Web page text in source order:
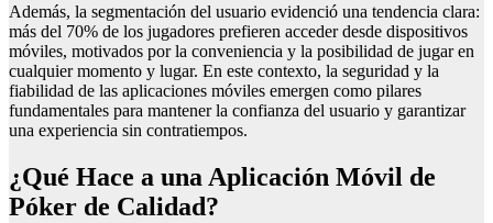
Además, la segmentación del usuario evidenció una tendencia clara:
más del 70% de los jugadores prefieren acceder desde dispositivos
móviles, motivados por la conveniencia y la posibilidad de jugar en
cualquier momento y lugar. En este contexto, la seguridad y la
fiabilidad de las aplicaciones móviles emergen como pilares
fundamentales para mantener la confianza del usuario y garantizar
una experiencia sin contratiempos.
¿Qué Hace a una Aplicación Móvil de
Póker de Calidad?